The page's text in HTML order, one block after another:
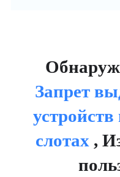
Запрет
слотах ,